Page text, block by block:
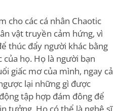
cho các cá nhân Chaotic
vật truyền cảm hứng, vì
thúc đẩy người khác bằng
họ. Họ là người bạn
giấc mơ của mình, ngay cả
lại những gì được
tập hợp đám đông để